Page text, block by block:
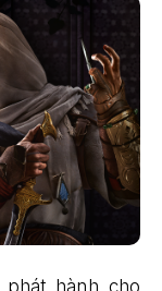
phát hành cho